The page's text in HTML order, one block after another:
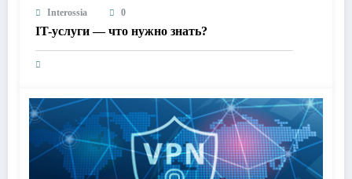
Interossia 0
IT-услуги — что нужно знать?